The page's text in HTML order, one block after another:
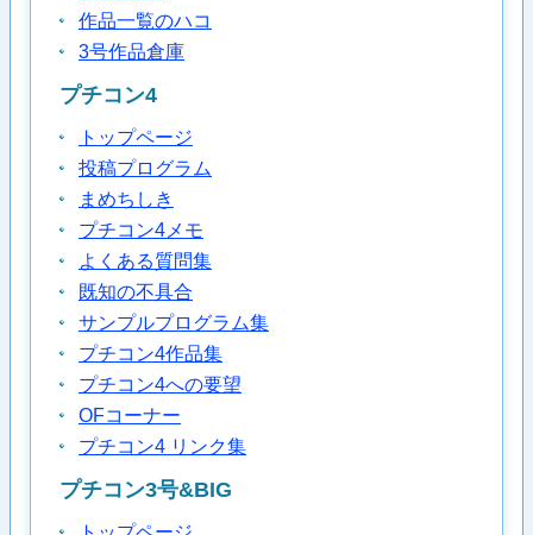
作品一覧のハコ
3号作品倉庫
プチコン4
トップページ
投稿プログラム
まめちしき
プチコン4メモ
よくある質問集
既知の不具合
サンプルプログラム集
プチコン4作品集
プチコン4への要望
OFコーナー
プチコン4 リンク集
プチコン3号&BIG